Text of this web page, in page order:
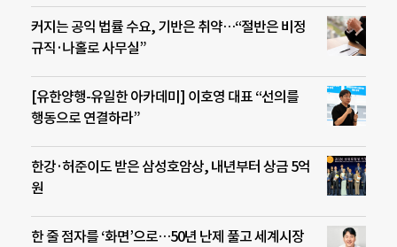
커지는 공익 법률 수요, 기반은 취약…“절반은 비정
규직·나홀로 사무실”
[유한양행-유일한 아카데미] 이호영 대표 “선의를
행동으로 연결하라”
한강·허준이도 받은 삼성호암상, 내년부터 상금 5억
원
한 줄 점자를 ‘화면’으로…50년 난제 풀고 세계시장